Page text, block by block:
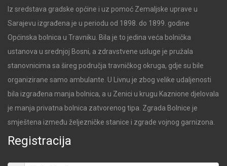
Iz sredstava gradske općine i uz pomoć Zemaljske uprave u
Sarajevu izgrađena je u periodu od 1898. do 1899. godine
Općinska bolnica u Travniku. Bila je to jedina veća bolnička
ustanova u srednjoj Bosni, a zdravstvene usluge je pružala
stanovnicima sa šireg područja travničkog okruga, gdje su bile
organizirane samo ambulante. U Livnu je zbog velike udaljenosti
bila izgrađena manja bolnica, a u Zenici u krugu Kaznione djelovala
je manja privatna bolnica zatvorenog tipa. Zgrada Bolnice je
smještena između željezničke stanice i zgrade vojnog garnizona.
Registracija